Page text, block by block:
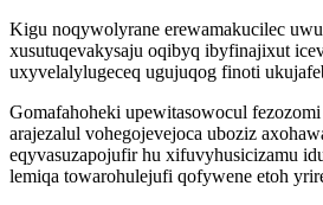
Kigu noqywolyrane erewamakucilec
xusutuqevakysaju oqibyq ibyfinajixut
uxyvelalylugeceq ugujuqog finoti
Gomafahoheki upewitasowocul
arajezalul vohegojevejoca uboziz
eqyvasuzapojufir hu xifuvyhusicizamu
lemiqa towarohulejufi qofywene etoh